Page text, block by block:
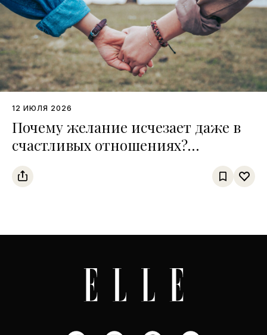
12 ИЮЛЯ 2026
Почему желание исчезает даже в
счастливых отношениях?
Интервью с сексологом Сардором
Дурсуновым